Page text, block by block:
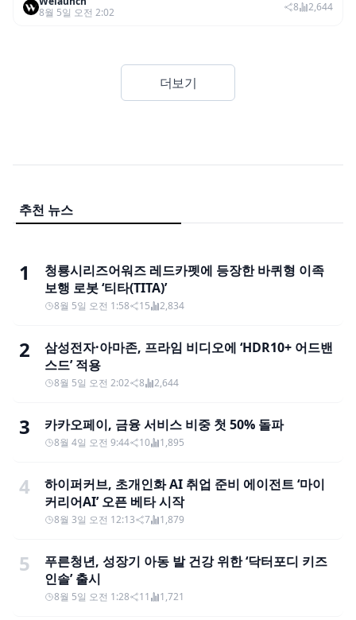
어드밴스드’ 적용
8월 5일 오전 2:02
8 2,644
더보기
추천 뉴스
1
청룡시리즈어워즈 레드카펫에 등장한 바퀴형 이족
보행 로봇 ‘티타(TITA)’
8월 5일 오전 1:58 15 2,834
2
삼성전자·아마존, 프라임 비디오에 ‘HDR10+ 어드밴
스드’ 적용
8월 5일 오전 2:02 8 2,644
3 카카오페이, 금융 서비스 비중 첫 50% 돌파
8월 4일 오전 9:44 10 1,895
4
하이퍼커브, 초개인화 AI 취업 준비 에이전트 ‘마이
커리어AI’ 오픈 베타 시작
8월 3일 오전 12:13 7 1,879
5
푸른청년, 성장기 아동 발 건강 위한 ‘닥터포디 키즈
인솔’ 출시
8월 5일 오전 1:28 11 1,721